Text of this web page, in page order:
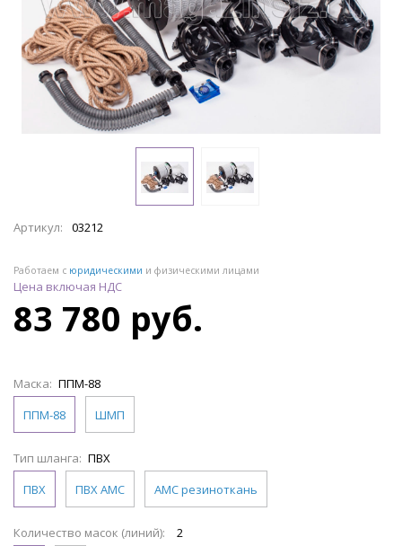
Артикул: 03212
Работаем с юридическими и физическими лицами
Цена включая НДС
83 780 руб.
Маска: ППМ-88
ППМ-88
ШМП
Тип шланга: ПВХ
ПВХ
ПВХ АМС АМС резиноткань
Количество масок (линий):
2